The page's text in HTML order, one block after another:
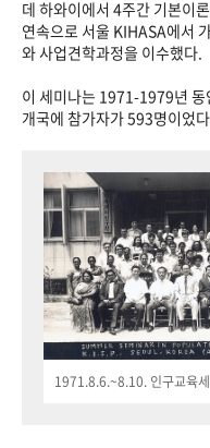
데 하와이에서 4주간 기본이
연속으로 서울 KIHASA에서
와 사업견학과정을 이수했다.
이 세미나는 1971-1979년
개국에 참가자가 593명이었다.
1971.8.6.~8.10. 인구교육세